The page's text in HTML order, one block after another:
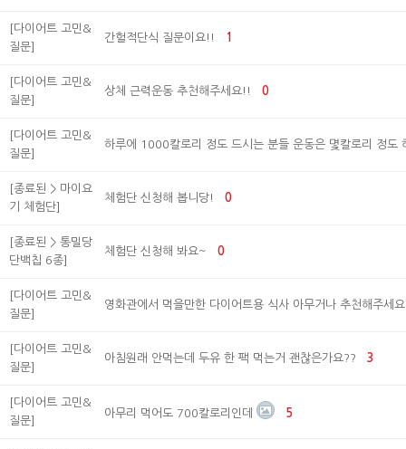
[다이어트 고민&
질문]
간헐적단식 질문이요!! 1
[다이어트 고민&
질문]
상체 근력운동 추천해주세요!! 0
[다이어트 고민&
질문]
하루에 1000칼로리 정도 드시는 분들 운동은 몇칼로리 정도
[종료된 > 마이요
기 체험단]
체험단 신청해 봅니당! 0
[종료된 > 통밀당
단백칩 6종]
체험단 신청해 봐요~ 0
[다이어트 고민&
질문]
영화관에서 먹을만한 다이어트용 식사 아무거나 추천해주세
[다이어트 고민&
질문]
아침원래 안먹는데 두유 한 팩 먹는거 괜찮은가요?? 3
[다이어트 고민&
질문]
아무리 먹어도 700칼로리인데 5